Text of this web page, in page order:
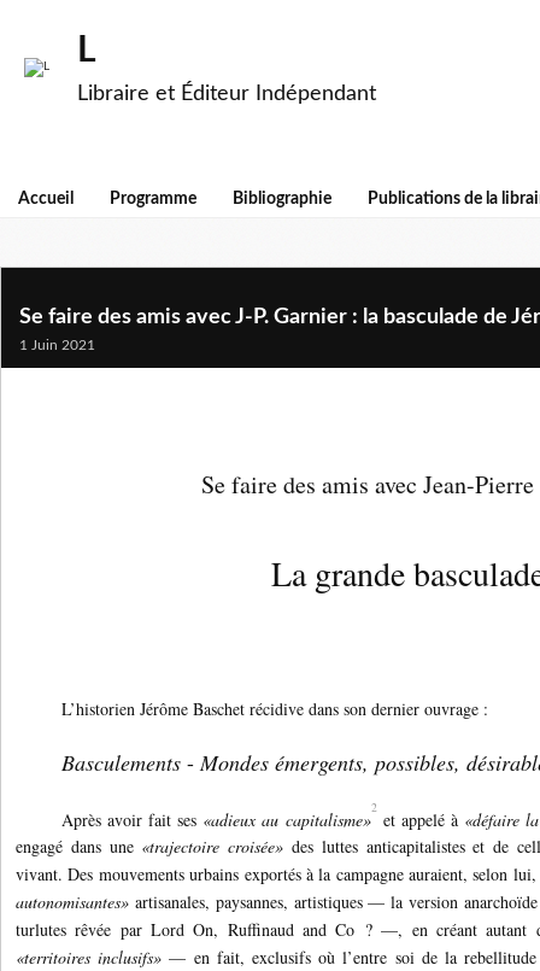
L
Libraire et Éditeur Indépendant
Accueil Programme Bibliographie Publications de la
Se faire des amis avec J-P. Garnier : la basculade de
1 Juin 2021
Se faire des amis avec Jean-
La grande
L’historien Jérôme Baschet récidive dans son dernier ouvrage :
Basculements- Mondes émergents, possibles,
Après avoir fait ses «adieux au capitalisme»2et appelé à «défaire
engagé dans une «trajectoire croisée» des luttes anticapitalistes et de
vivant. Des mouvements urbains exportés à la campagne auraient, selon
autonomisantes» artisanales, paysannes, artistiques — la version
turlutes rêvée par Lord On, Ruffinaud and Co ? —, en créant autant
«territoires inclusifs» — en fait, exclusifs où l’entre soi de la rebellitude